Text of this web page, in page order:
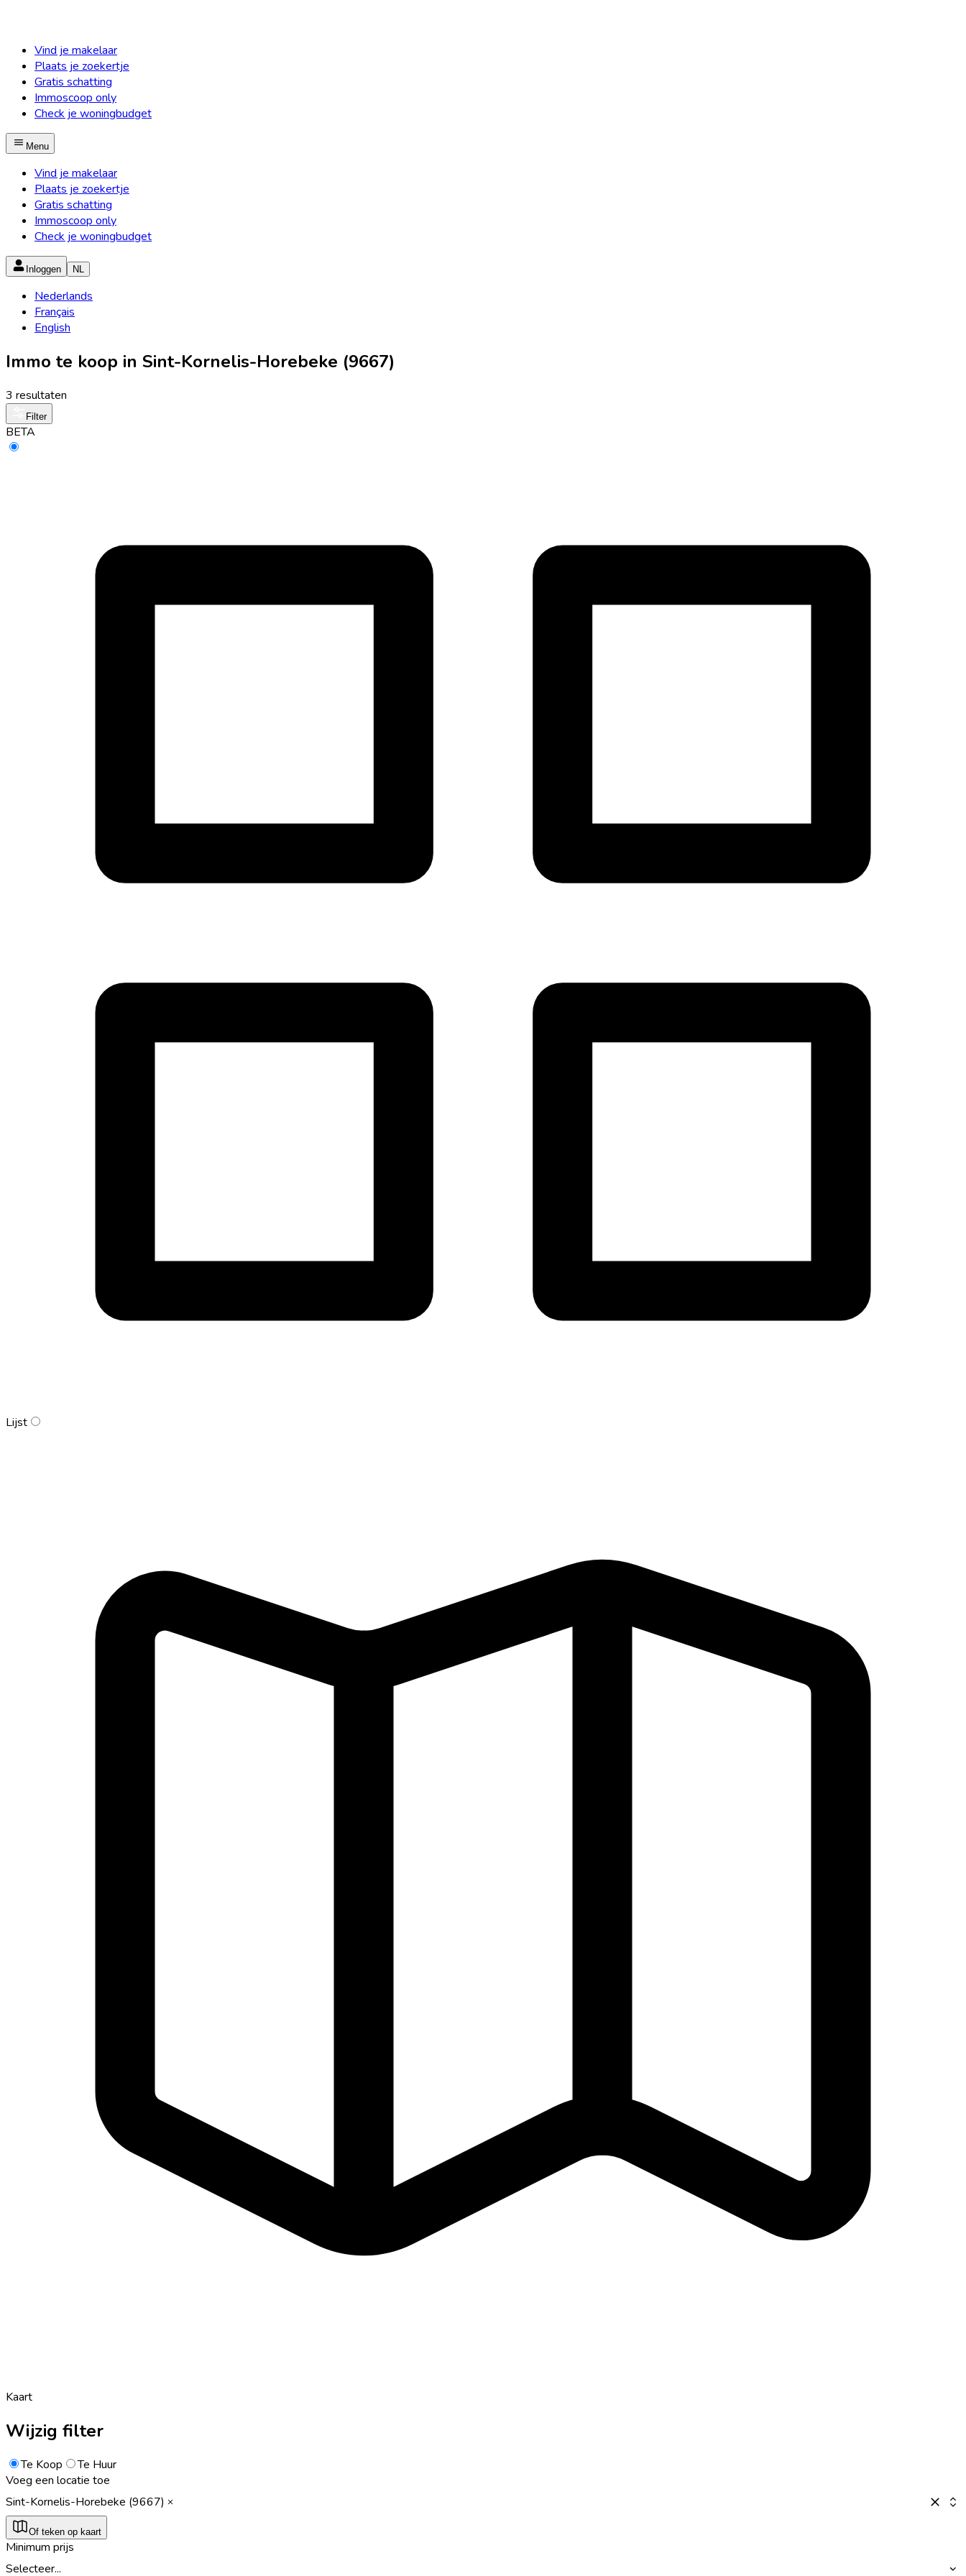
Vind je makelaar
Plaats je zoekertje
Gratis schatting
Immoscoop only
Check je woningbudget
Menu
Vind je makelaar
Plaats je zoekertje
Gratis schatting
Immoscoop only
Check je woningbudget
Inloggen NL
Nederlands
Français
English
Immo te koop in Sint-Kornelis-Horebeke (9667)
3 resultaten
Filter
BETA
Lijst
Kaart
Wijzig filter
Te Koop
Te Huur
Voeg een locatie toe
Sint-Kornelis-Horebeke (9667)
Of teken op kaart
Minimum prijs
Selecteer...